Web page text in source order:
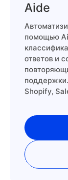
Aide
помощью
ответов и
Shopify,